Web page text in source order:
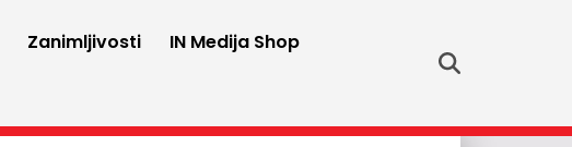
Zanimljivosti
IN Medija Shop